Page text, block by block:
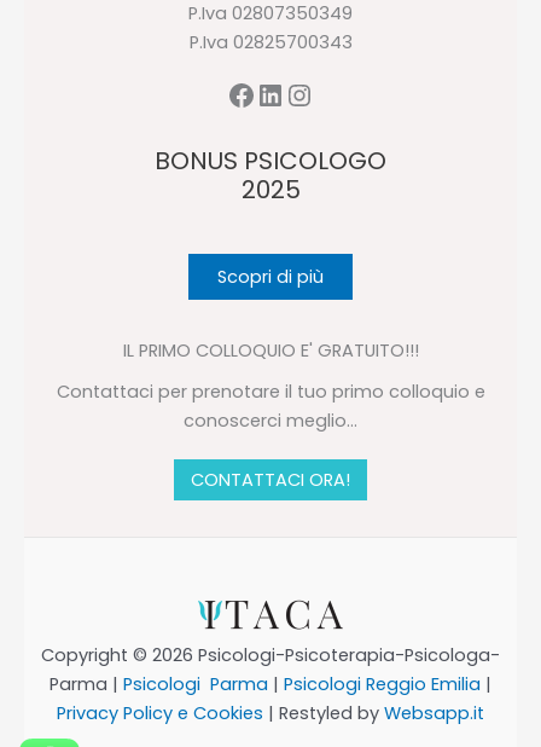
P.Iva 02807350349
P.Iva 02825700343
Facebook
LinkedIn
Instagram
BONUS PSICOLOGO
2025
Scopri di più
IL PRIMO COLLOQUIO E' GRATUITO!!!
Contattaci per prenotare il tuo primo colloquio e
conoscerci meglio...
CONTATTACI ORA!
Copyright © 2026 Psicologi-Psicoterapia-Psicologa-
Parma | Psicologi Parma | Psicologi Reggio Emilia |
Privacy Policy e Cookies | Restyled by Websapp.it